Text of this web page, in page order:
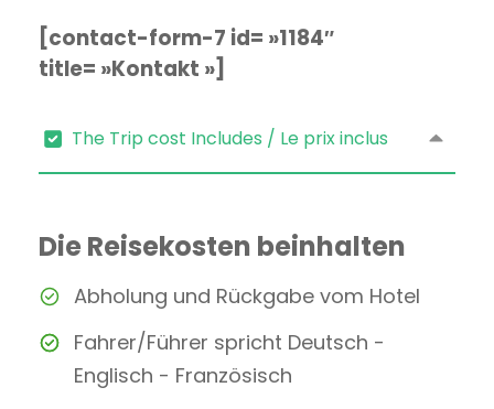
[contact-form-7 id= »1184″
title= »Kontakt »]
The Trip cost Includes / Le prix inclus
Die Reisekosten beinhalten
Abholung und Rückgabe vom Hotel
Fahrer/Führer spricht Deutsch -
Englisch - Französisch